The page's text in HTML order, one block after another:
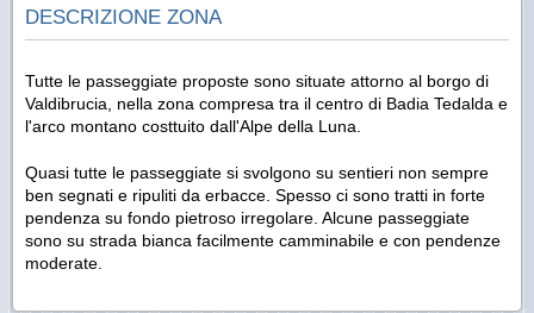
DESCRIZIONE ZONA
Tutte le passeggiate proposte sono situate attorno al borgo di
Valdibrucia, nella zona compresa tra il centro di Badia Tedalda e
l'arco montano costtuito dall'Alpe della Luna.
Quasi tutte le passeggiate si svolgono su sentieri non sempre
ben segnati e ripuliti da erbacce. Spesso ci sono tratti in forte
pendenza su fondo pietroso irregolare. Alcune passeggiate
sono su strada bianca facilmente camminabile e con pendenze
moderate.